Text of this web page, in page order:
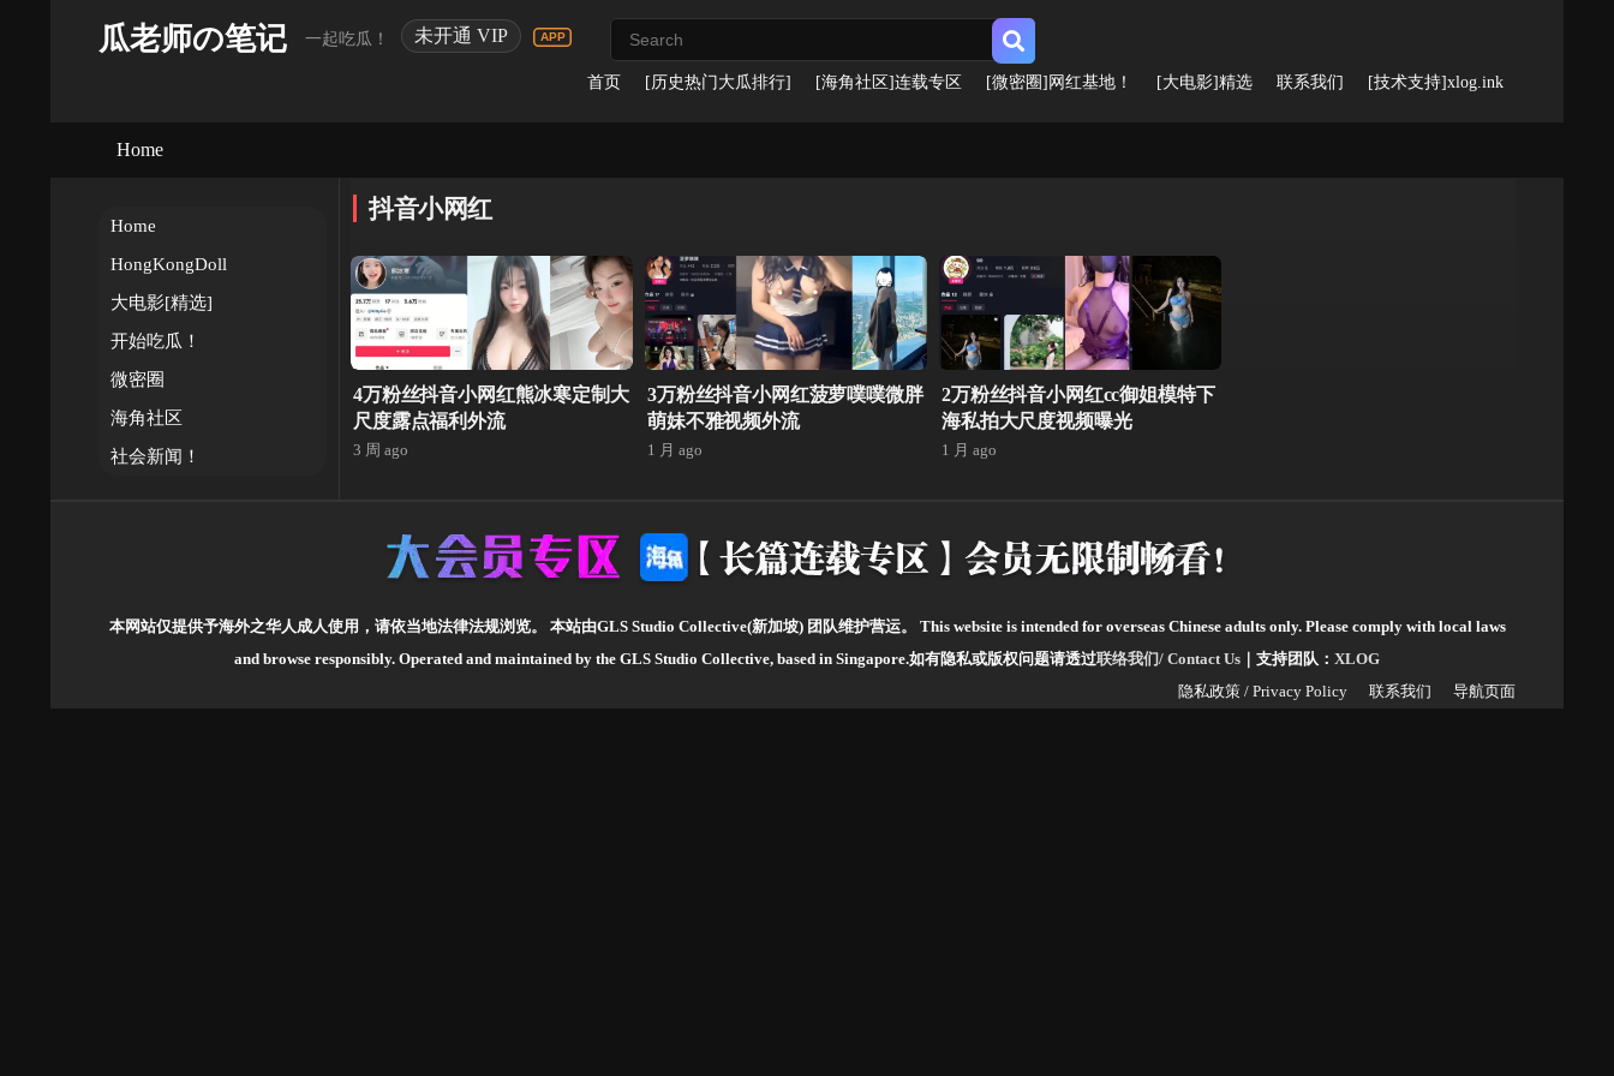
瓜老师の笔记 未开通 VIP
一起吃瓜！
首页 [历史热门大瓜排行] [海角社区]连载专区 [微密圈]网红基地！ [大电影]精选 联系我们 [技术支持]xlog.ink
Home
Home
HongKongDoll
大电影[精选]
开始吃瓜！
微密圈
海角社区
社会新闻！
抖音小网红
4万粉丝抖音小网红熊冰寒定制大
尺度露点福利外流
3 周 ago
3万粉丝抖音小网红菠萝噗噗微胖
萌妹不雅视频外流
1 月 ago
2万粉丝抖音小网红cc御姐模特下
海私拍大尺度视频曝光
1 月 ago
本网站仅提供予海外之华人成人使用，请依当地法律法规浏览。 本站由GLS Studio Collective(新加坡) 团队维护营运。
This website is intended for overseas Chinese adults only. Please comply with local laws
and browse responsibly. Operated and maintained by the GLS Studio Collective, based in Singapore.如有隐私或版权问题请透过联络我们/ Contact Us ｜支持团队： XLOG
隐私政策 / Privacy Policy
联系我们 导航页面